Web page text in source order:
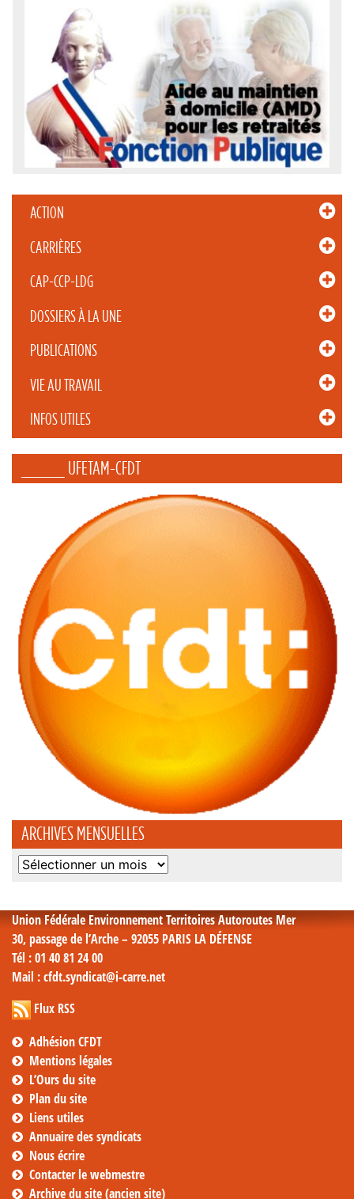
ACTION
CARRIÈRES
CAP-CCP-LDG
DOSSIERS À LA UNE
PUBLICATIONS
VIE AU TRAVAIL
INFOS UTILES
_____ UFETAM-CFDT
ARCHIVES MENSUELLES
Archives
Union Fédérale Environnement Territoires Autoroutes Mer
30, passage de l’Arche – 92055 PARIS LA DÉFENSE
Tél : 01 40 81 24 00
Mail : cfdt.syndicat@i-carre.net
Flux RSS
Adhésion CFDT
Mentions légales
L’Ours du site
Plan du site
Liens utiles
Annuaire des syndicats
Nous écrire
Contacter le webmestre
Archive du site (ancien site)